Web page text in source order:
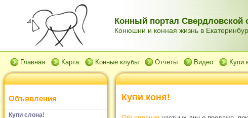
Конный портал Свердловской
Конюшни и конная жизнь в
Главная Карта Конные клубы Отчеты Видео Купи
Объявления
Купи слона!
Купи коня!